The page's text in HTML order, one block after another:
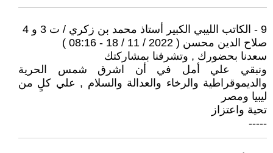
9 - الكاتب الليبي الكبير أستاذ محمد بن زكري / ت 3 و 4
صلاح الدين محسن ( 2022 / 11 / 18 - 08:16 )
سعدنا بحضورك , وتشرفنا بمشاركتك
ونبقي علي أمل في أن اشرق شمس الحرية
والديموقراطية والرخاء والعدالة والسلام , علي كلٍ من
ليبيا ومصر
تحية واعتزاز
-----